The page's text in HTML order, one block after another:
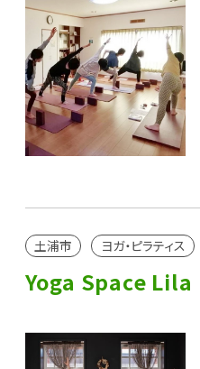
土浦市 ヨガ・ピラティス
Yoga Space Lila